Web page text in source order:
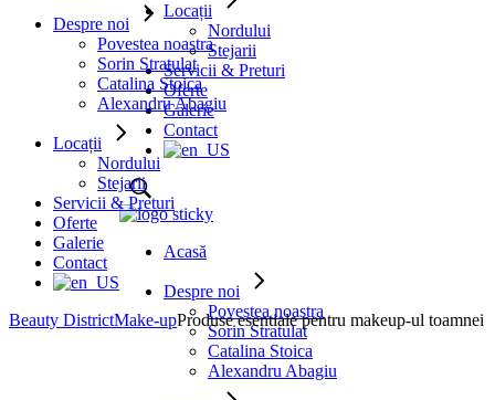
Locații
Nordului
Stejarii
Servicii & Preturi
Oferte
Galerie
Contact
Acasă
Despre noi
Povestea noastra
Sorin Stratulat
Catalina Stoica
Alexandru Abagiu
Despre noi
Povestea noastra
Sorin Stratulat
Catalina Stoica
Alexandru Abagiu
Locații
Nordului
Stejarii
Servicii & Preturi
Oferte
Galerie
Contact
Beauty DistrictMake-upProduse esentiale pentru makeup-ul toamnei